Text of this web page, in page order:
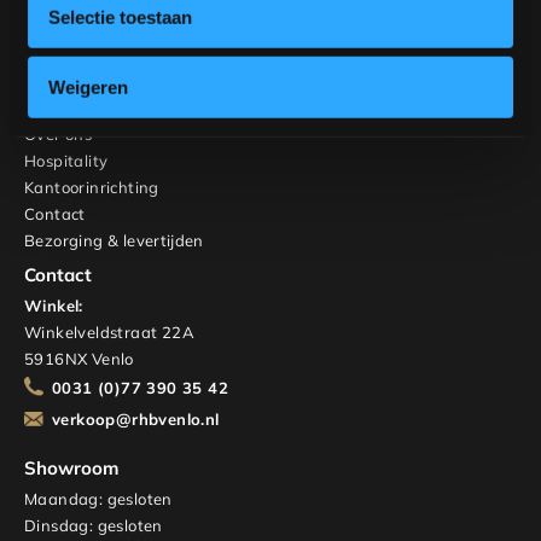
Selectie toestaan
Weigeren
Kasten en TV-meubels
Interieuradvies
RHB Home & Living
Over ons
Hospitality
Kantoorinrichting
Contact
Bezorging & levertijden
Contact
Winkel:
Winkelveldstraat 22A
5916NX Venlo
0031 (0)77 390 35 42
verkoop@rhbvenlo.nl
Showroom
Maandag: gesloten
Dinsdag: gesloten